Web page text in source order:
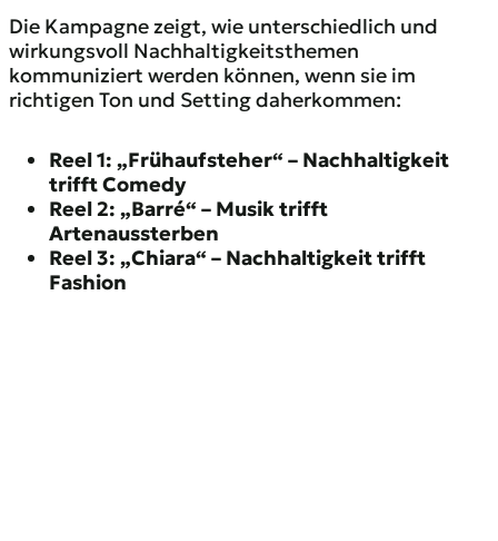
Die Kampagne zeigt, wie unterschiedlich und
wirkungsvoll Nachhaltigkeitsthemen
kommuniziert werden können, wenn sie im
richtigen Ton und Setting daherkommen:
Reel 1: „Frühaufsteher“ – Nachhaltigkeit
trifft Comedy
Reel 2: „Barré“ – Musik trifft
Artenaussterben
Reel 3: „Chiara“ – Nachhaltigkeit trifft
Fashion